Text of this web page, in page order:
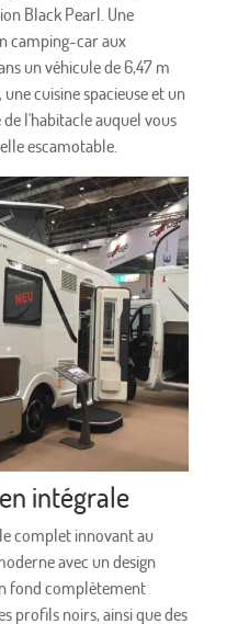
Black Pearl. Une
camping-car aux
un véhicule de 6,47 m
cuisine spacieuse et un
l'habitacle auquel vous
escamotable.
intégrale
complet innovant au
avec un design
fond complètement
profils noirs, ainsi que des